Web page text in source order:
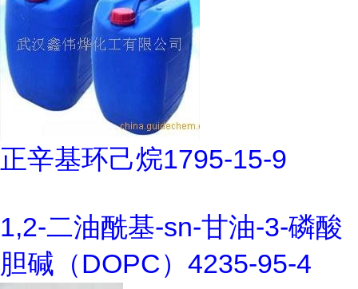
正辛基环己烷1795-15-9
1,2-二油酰基-sn-甘油-3-磷酸
胆碱（DOPC）4235-95-4